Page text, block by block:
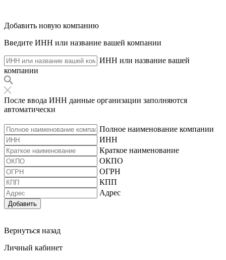
Добавить новую компанию
Введите ИНН или название вашей компании
ИНН или название вашей
компании
После ввода ИНН данные организации заполняются
автоматически
Полное наименование компании
ИНН
Краткое наименование
ОКПО
ОГРН
КПП
Адрес
Добавить
Вернуться назад
Личный кабинет